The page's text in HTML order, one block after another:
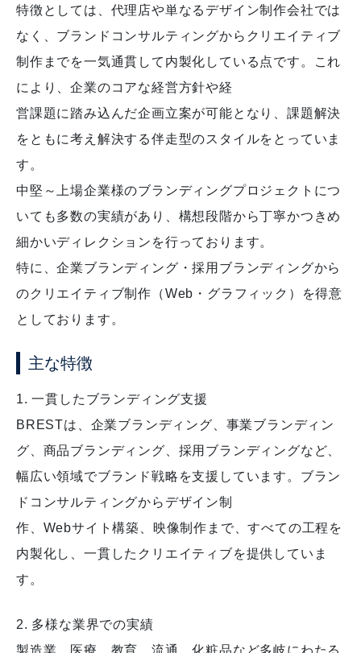
特徴としては、代理店や単なるデザイン制作会社では
なく、ブランドコンサルティングからクリエイティブ
制作までを一気通貫して内製化している点です。これ
により、企業のコアな経営方針や経
営課題に踏み込んだ企画立案が可能となり、課題解決
をともに考え解決する伴走型のスタイルをとっていま
す。
中堅～上場企業様のブランディングプロジェクトにつ
いても多数の実績があり、構想段階から丁寧かつきめ
細かいディレクションを行っております。
特に、企業ブランディング・採用ブランディングから
のクリエイティブ制作（Web・グラフィック）を得意
としております。
主な特徴
1. 一貫したブランディング支援
BRESTは、企業ブランディング、事業ブランディン
グ、商品ブランディング、採用ブランディングなど、
幅広い領域でブランド戦略を支援しています。ブラン
ドコンサルティングからデザイン制
作、Webサイト構築、映像制作まで、すべての工程を
内製化し、一貫したクリエイティブを提供していま
す。
2. 多様な業界での実績
製造業、医療、教育、流通、化粧品など多岐にわたる